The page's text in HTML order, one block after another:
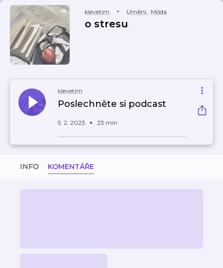
klevetím Umění, Móda
o stresu
klevetím
Poslechněte si podcast
5. 2. 2023 23 min
INFO KOMENTÁŘE